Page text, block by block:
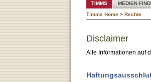
TIMMS MEDIEN
Timms Home > Rechte
Disclaimer
Alle Informationen auf